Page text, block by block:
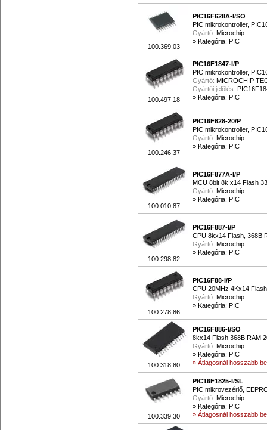
100.369.03
PIC16F628A-I/SO
PIC mikrokontroller,
Gyártó: Microchip
» Kategória: PIC
100.497.18
PIC16F1847-I/P
PIC mikrokontroller,
Gyártó: MICROCHIP
Gyártói jelölés:
» Kategória: PIC
100.246.37
PIC16F628-20/P
PIC mikrokontroller,
Gyártó: Microchip
» Kategória: PIC
100.010.87
PIC16F877A-I/P
MCU 8bit 8k x14 Flash
Gyártó: Microchip
» Kategória: PIC
100.298.82
PIC16F887-I/P
CPU 8kx14 Flash, 368B
Gyártó: Microchip
» Kategória: PIC
100.278.86
PIC16F88-I/P
CPU 20MHz 4Kx14
Gyártó: Microchip
» Kategória: PIC
100.318.80
PIC16F886-I/SO
8kx14 Flash 368B RAM
Gyártó: Microchip
» Kategória: PIC
» Átlagosnál hosszabb
100.339.30
PIC16F1825-I/SL
PIC mikrovezérlő,
Gyártó: Microchip
» Kategória: PIC
» Átlagosnál hosszabb